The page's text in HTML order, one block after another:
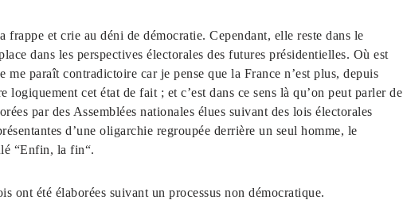
et crie au déni de démocratie. Cependant, elle reste dans le
dans les perspectives électorales des futures présidentielles. Où est
paraît contradictoire car je pense que la France n’est plus, depuis
cet état de fait ; et c’est dans ce sens là qu’on peut parler de
par des Assemblées nationales élues suivant des lois électorales
d’une oligarchie regroupée derrière un seul homme, le
“Enfin, la fin“.
été élaborées suivant un processus non démocratique.